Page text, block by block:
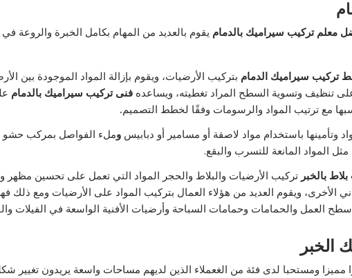
معلم تركيب سيراميك بالدمام يقوم بالعديد من المهام بكامل الخبرة والروعة
تركيب سيراميك الدمام بتركيب الأرضيات، ويقوم بإزالة المواد الموجودة بين
تنظيف وتسوية السطح المراد تغطيته، ويساعده فنى تركيب سيراميك بالدمام
مع ترتيب المواد والرسومات وفقًا لخطط التصميم.
وتأمينها باستخدام مواد لاصقة أو مسامير أو دبابيس وملء الفواصل بمركب حشو
مثل المواد المانعة للتسرب والبقع.
بالخبر تركيب الأرضيات والبلاط والحجر المواد التي تعمل على تحسين مظهر
الأخرى، ويقوم العديد من هؤلاء العمال بتركيب المواد على الأرضيات ومع ذلك
العمل والحمامات وحمامات السباحة وأرضيات الأفنية الواسعة في الفيلات
الخبر
مميزا ومستحبا لدى فئة من الغعملاء الذين لديهم مساحات واسعة يريدون تغيير